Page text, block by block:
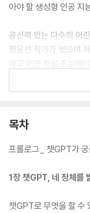
아야 할 생성형 인공 지
공신력 있는 다수의 어
정윤선 작가가 썼으며
하고 어떤 것을 조심해
유쾌하고 적절한 해석
가 이해를 도우며 끝까
게 실어, 챗GPT를 비롯
목차
프롤로그_ 챗GPT가
1장 챗GPT, 네 정체를
챗GPT로 무엇을 할 수